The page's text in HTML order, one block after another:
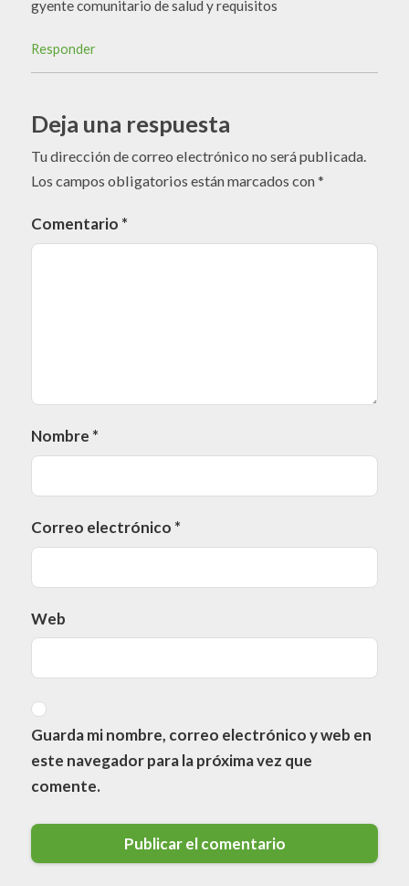
gyente comunitario de salud y requisitos
Responder
Deja una respuesta
Tu dirección de correo electrónico no será publicada.
Los campos obligatorios están marcados con*
Comentario *
Nombre *
Correo electrónico *
Web
Guarda mi nombre, correo electrónico y web en
este navegador para la próxima vez que
comente.